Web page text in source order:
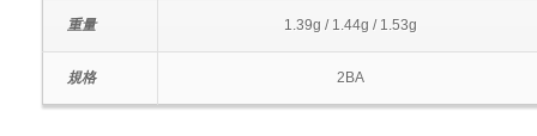
重量 1.39g / 1.44g / 1.53g
規格 2BA